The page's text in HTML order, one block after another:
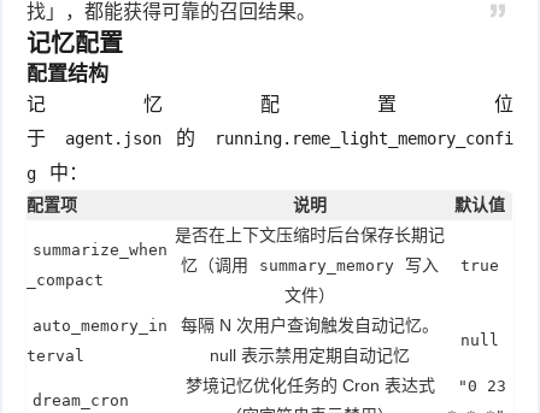
找」，都能获得可靠的召回结果。
记忆配置
配置结构
记忆配置位
于
agent.json 的
running.reme_light_memory_confi
g
中：
配置项 说明 默认值
summarize_when
_compact
是否在上下文压缩时后台保存长期记
忆（调用
summary_memory
写入
文件）
true
auto_memory_in
terval
每隔 N 次用户查询触发自动记忆。
null 表示禁用定期自动记忆
null
dream_cron
梦境记忆优化任务的 Cron 表达式
"0 23